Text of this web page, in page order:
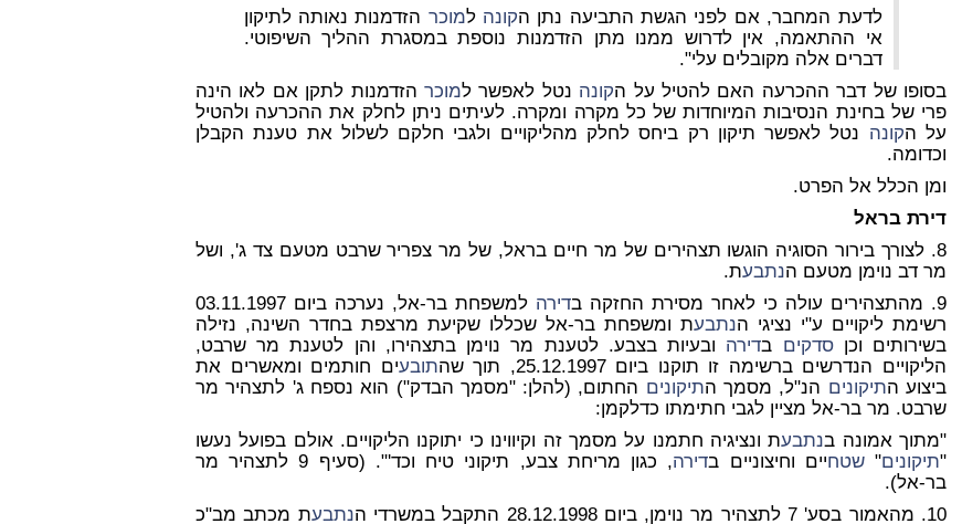
לדעת המחבר, אם לפני הגשת התביעה נתן הקונה למוכר הזדמנות נאותה לתיקון
אי ההתאמה, אין לדרוש ממנו מתן הזדמנות נוספת במסגרת ההליך השיפוטי.
דברים אלה מקובלים עלי".
בסופו של דבר ההכרעה האם להטיל על הקונה נטל לאפשר למוכר הזדמנות לתקן אם לאו הינה
פרי של בחינת הנסיבות המיוחדות של כל מקרה ומקרה. לעיתים ניתן לחלק את ההכרעה ולהטיל
על הקונה נטל לאפשר תיקון רק ביחס לחלק מהליקויים ולגבי חלקם לשלול את טענת הקבלן
וכדומה.
ומן הכלל אל הפרט.
דירת בראל
8. לצורך בירור הסוגיה הוגשו תצהירים של מר חיים בראל, של מר צפריר שרבט מטעם צד ג', ושל
מר דב נוימן מטעם הנתבעת.
9. מהתצהירים עולה כי לאחר מסירת החזקה ב
דירה
למשפחת בר-אל, נערכה ביום 03.11.1997
רשימת ליקויים ע"י נציגי הנתבעת ומשפחת בר-אל שכללו שקיעת מרצפת בחדר השינה, נזילה
בשירותים וכןסדקים בדירה ובעיות בצבע. לטענת מר נוימן בתצהירו, והן לטענת מר שרבט,
הליקויים הנדרשים ברשימה זו תוקנו ביום 25.12.1997, תוך שה
תובעים חותמים ומאשרים את
ביצוע התיקונים הנ"ל, מסמך התיקונים החתום, (להלן: "מסמך הבדק") הוא נספח ג' לתצהיר מר
שרבט. מר בר-אל מציין לגבי חתימתו כדלקמן:
"מתוך אמונה בנתבעת ונציגיה חתמנו על מסמך זה וקיווינו כי יתוקנו הליקויים. אולם בפועל נעשו
"תיקונים"שטחיים וחיצוניים בדירה
, כגון מריחת צבע, תיקוני טיח וכד'". (סעיף 9 לתצהיר מר
בר-אל).
10. מהאמור בסע' 7 לתצהיר מר נוימן, ביום 28.12.1998 התקבל במשרדי ה
נתבעת מכתב מב"כ